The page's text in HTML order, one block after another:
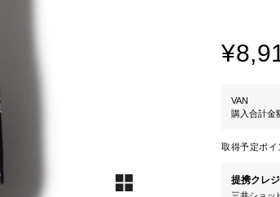
VAN
購入合計金
取得予定ポイ
提携クレ